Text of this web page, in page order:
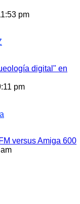
pm
digital" en
pm
versus Amiga 600